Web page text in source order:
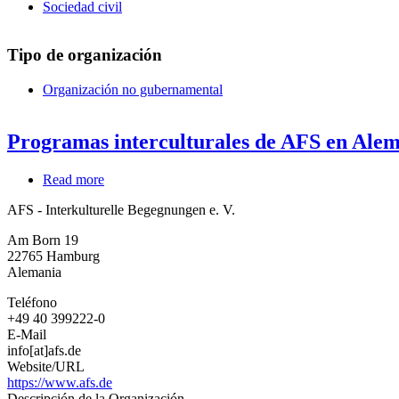
Sociedad civil
Tipo de organización
Organización no gubernamental
Programas interculturales de AFS en
Read more
interculturales
AFS - Interkulturelle Begegnungen e. V.
Am Born 19
22765 Hamburg
Alemania
Teléfono
+49 40 399222-0
E-Mail
info[at]afs.de
Website/URL
https://www.afs.de